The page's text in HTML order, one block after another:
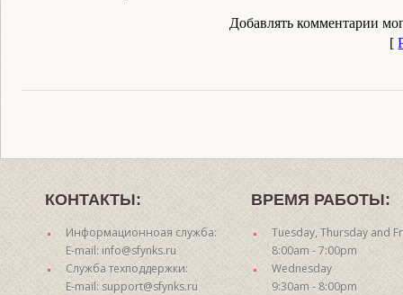
Добавлять комментарии
[
КОНТАКТЫ:
Информационноая служба:
E-mail: info@sfynks.ru
Служба техподдержки:
E-mail: support@sfynks.ru
ВРЕМЯ РАБОТЫ:
Tuesday, Thursday and
8:00am - 7:00pm
Wednesday
9:30am - 8:00pm